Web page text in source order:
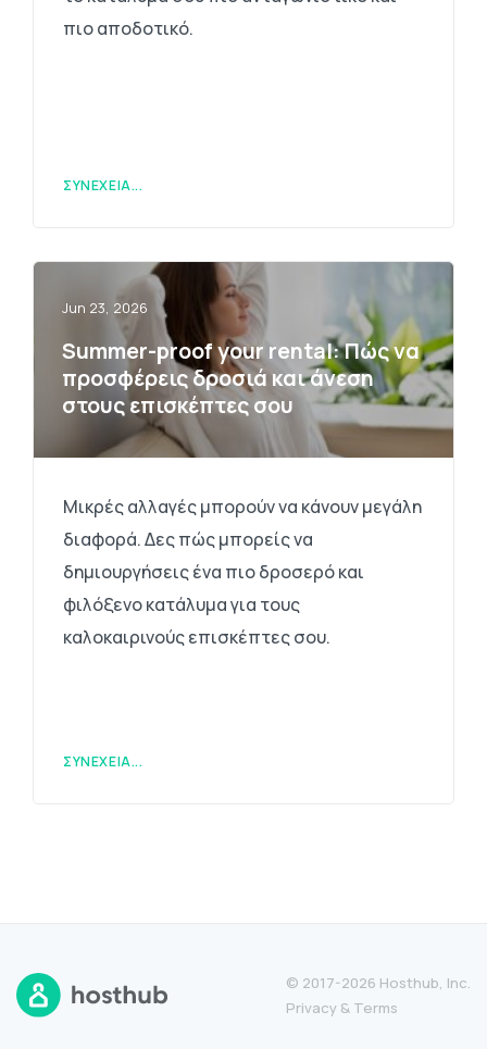
πιο αποδοτικό.
ΣΥΝΈΧΕΙΑ...
Jun 23, 2026
Summer-proof your rental: Πώς να
προσφέρεις δροσιά και άνεση
στους επισκέπτες σου
Μικρές αλλαγές μπορούν να κάνουν μεγάλη
διαφορά. Δες πώς μπορείς να
δημιουργήσεις ένα πιο δροσερό και
φιλόξενο κατάλυμα για τους
καλοκαιρινούς επισκέπτες σου.
ΣΥΝΈΧΕΙΑ...
© 2017-2026 Hosthub, Inc.
Privacy & Terms